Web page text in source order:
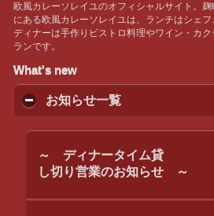
欧風カレーソレイユのオフィシャルサイト。
にある欧風カレーソレイユは、ランチはシェフ
ディナーは手作りビストロ料理やワイン・カ
ランです。
What's new
お知らせ一覧
～ ディナータイム貸
し切り営業のお知らせ ～